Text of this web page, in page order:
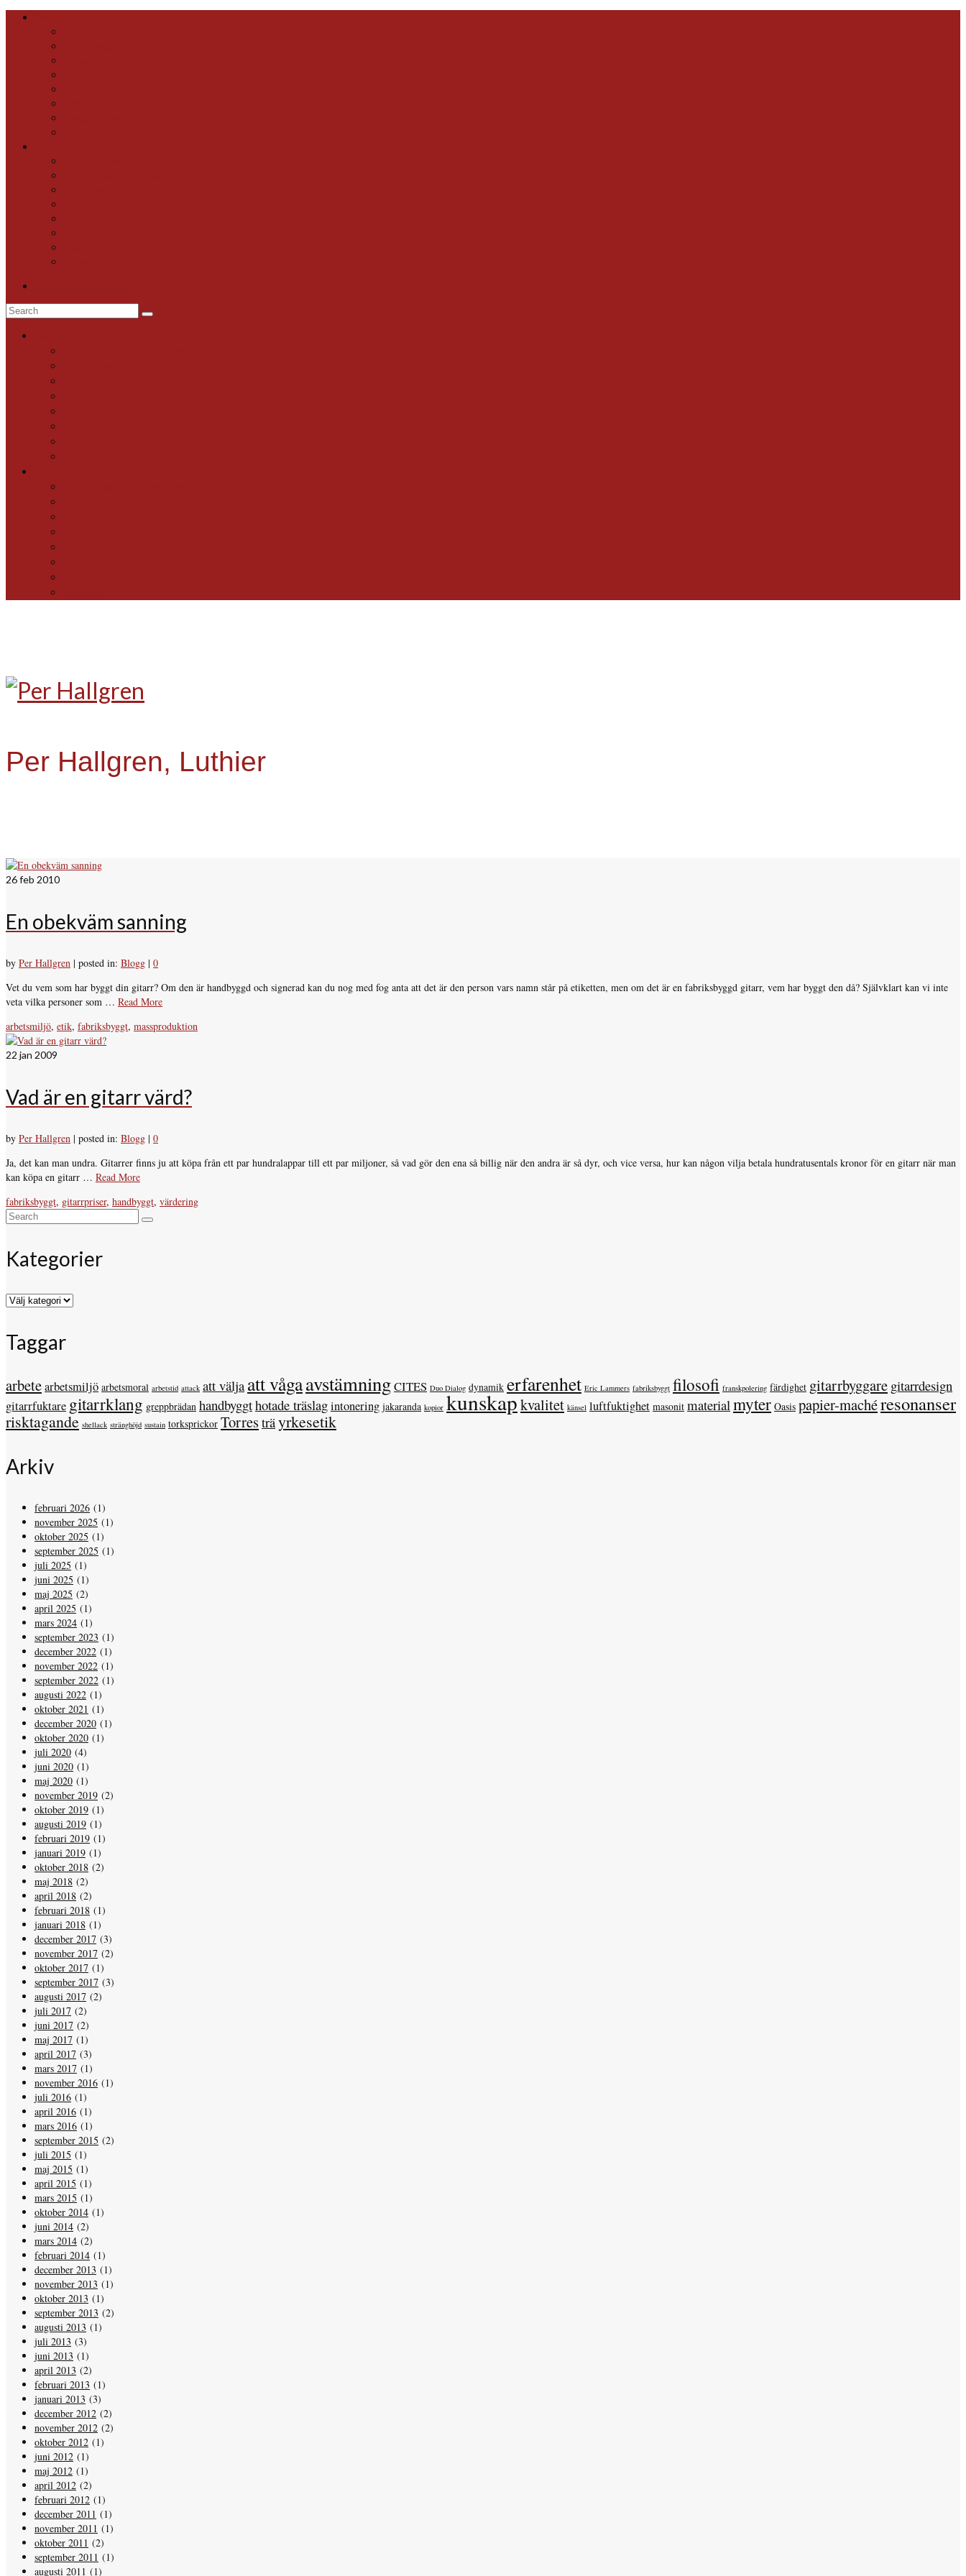
Search
Per Hallgren, Luthier
26feb 2010
En obekväm sanning
by Per Hallgren | posted in: Blogg | 0
Vet du vem som har byggt din gitarr? Om den är handbyggd och signerad kan du nog med fog anta att det är den person vars namn står på etiketten, men om det är en fabriksbyggd gitarr, vem har byggt den då? Självklart kan vi inte
veta vilka personer som … Read More
arbetsmiljö, etik, fabriksbyggt, massproduktion
22 jan 2009
Vad är en gitarr värd?
by Per Hallgren | posted in: Blogg | 0
Ja, det kan man undra. Gitarrer finns ju att köpa från ett par hundralappar till ett par miljoner, så vad gör den ena så billig när den andra är så dyr, och vice versa, hur kan någon vilja betala hundratusentals kronor för en gitarr när man
kan köpa en gitarr … Read More
fabriksbyggt, gitarrpriser, handbyggt, värdering
Search
Kategorier
Kategorier
Taggar
arbetearbetsmiljö arbetsmoral arbetstid attack att välja att vågaavstämningCITES Duo Dialog dynamik erfarenhet Eric Lammers fabriksbyggt filosofi franskpolering färdighet gitarrbyggare gitarrdesign
gitarrfuktare gitarrklang greppbrädan handbyggthotade träslagintonering jakaranda kopior kunskapkvalitet känsel luftfuktighet masonit materialmyter Oasis papier-machéresonanser
risktagande shellack stränghöjd sustain torksprickor Torres träyrkesetik
Arkiv
februari 2026 (1)
november 2025 (1)
oktober 2025 (1)
september 2025 (1)
juli 2025 (1)
juni 2025 (1)
maj 2025 (2)
april 2025 (1)
mars 2024 (1)
september 2023 (1)
december 2022 (1)
november 2022 (1)
september 2022 (1)
augusti 2022 (1)
oktober 2021 (1)
december 2020 (1)
oktober 2020 (1)
juli 2020 (4)
juni 2020 (1)
maj 2020 (1)
november 2019 (2)
oktober 2019 (1)
augusti 2019 (1)
februari 2019 (1)
januari 2019 (1)
oktober 2018 (2)
maj 2018 (2)
april 2018 (2)
februari 2018 (1)
januari 2018 (1)
december 2017 (3)
november 2017 (2)
oktober 2017 (1)
september 2017 (3)
augusti 2017 (2)
juli 2017 (2)
juni 2017 (2)
maj 2017 (1)
april 2017 (3)
mars 2017 (1)
november 2016 (1)
juli 2016 (1)
april 2016 (1)
mars 2016 (1)
september 2015 (2)
juli 2015 (1)
maj 2015 (1)
april 2015 (1)
mars 2015 (1)
oktober 2014 (1)
juni 2014 (2)
mars 2014 (2)
februari 2014 (1)
december 2013 (1)
november 2013 (1)
oktober 2013 (1)
september 2013 (2)
augusti 2013 (1)
juli 2013 (3)
juni 2013 (1)
april 2013 (2)
februari 2013 (1)
januari 2013 (3)
december 2012 (2)
november 2012 (2)
oktober 2012 (1)
juni 2012 (1)
maj 2012 (1)
april 2012 (2)
februari 2012 (1)
december 2011 (1)
november 2011 (1)
oktober 2011 (2)
september 2011 (1)
augusti 2011 (1)